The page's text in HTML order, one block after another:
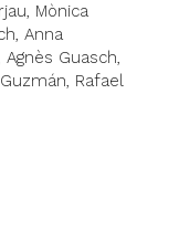
Mònica
Anna
Guasch,
Rafael